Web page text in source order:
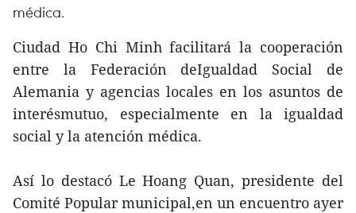
médica.
Ciudad Ho Chi Minh facilitará la cooperación
entre la Federación deIgualdad Social de
Alemania y agencias locales en los asuntos de
interésmutuo, especialmente en la igualdad
social y la atención médica.
Así lo destacó Le Hoang Quan, presidente del
Comité Popular municipal,en un encuentro ayer